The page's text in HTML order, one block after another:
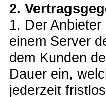
2.
1. Der
einem Server
dem Kunden
Dauer ein,
jederzeit